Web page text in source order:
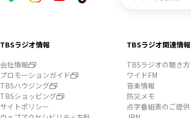
TBSラジオ情報
会社情報
プロモーションガイド
TBSハウジング
TBSショッピング
サイトポリシー
TBSラジオ関連情報
TBSラジオの聴き方
ワイドFM
音楽情報
防災メモ
点字番組表のご提供